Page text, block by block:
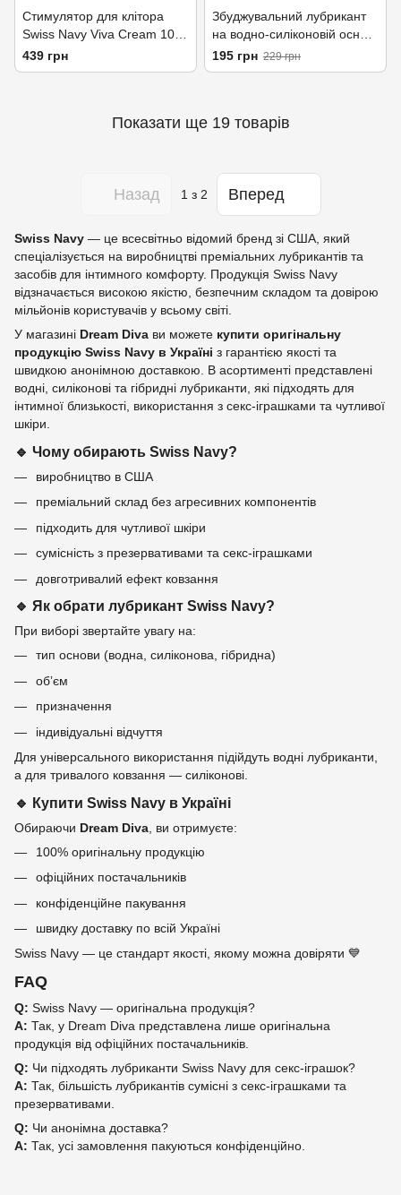
Стимулятор для клітора
Swiss Navy Viva Cream 10
мл
439 грн
Збуджувальний лубрикант
на водно-силіконовій основі
Swiss Navy Sensual Arousal
Gel 10 мл
195 грн 229 грн
Показати ще 19 товарів
Назад 1з 2 Вперед
Swiss Navy — це всесвітньо відомий бренд зі США, який
спеціалізується на виробництві преміальних лубрикантів та
засобів для інтимного комфорту. Продукція Swiss Navy
відзначається високою якістю, безпечним складом та довірою
мільйонів користувачів у всьому світі.
У магазині Dream Diva ви можете купити оригінальну
продукцію Swiss Navy в Україні з гарантією якості та
швидкою анонімною доставкою. В асортименті представлені
водні, силіконові та гібридні лубриканти, які підходять для
інтимної близькості, використання з секс-іграшками та чутливої
шкіри.
🔹 Чому обирають Swiss Navy?
виробництво в США
преміальний склад без агресивних компонентів
підходить для чутливої шкіри
сумісність з презервативами та секс-іграшками
довготривалий ефект ковзання
🔹 Як обрати лубрикант Swiss Navy?
При виборі звертайте увагу на:
тип основи (водна, силіконова, гібридна)
обʼєм
призначення
індивідуальні відчуття
Для універсального використання підійдуть водні лубриканти,
а для тривалого ковзання — силіконові.
🔹 Купити Swiss Navy в Україні
Обираючи Dream Diva , ви отримуєте:
100% оригінальну продукцію
офіційних постачальників
конфіденційне пакування
швидку доставку по всій Україні
Swiss Navy — це стандарт якості, якому можна довіряти 💙
FAQ
Q: Swiss Navy — оригінальна продукція?
A: Так, у Dream Diva представлена лише оригінальна
продукція від офіційних постачальників.
Q: Чи підходять лубриканти Swiss Navy для секс-іграшок?
A: Так, більшість лубрикантів сумісні з секс-іграшками та
презервативами.
Q: Чи анонімна доставка?
A: Так, усі замовлення пакуються конфіденційно.